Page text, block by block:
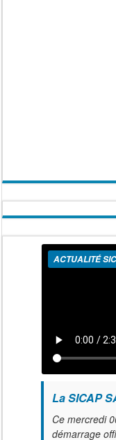
ACTUALITÉ
La SICAP
Ce mercredi
démarrage